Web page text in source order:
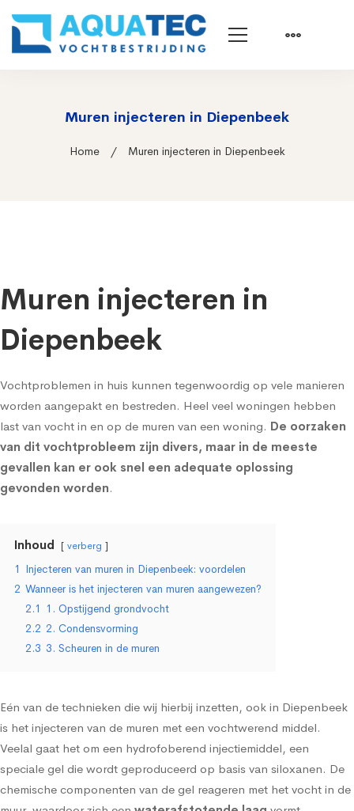
Muren injecteren in Diepenbeek
Home Muren injecteren in Diepenbeek
Muren injecteren in
Diepenbeek
Vochtproblemen in huis kunnen tegenwoordig op vele manieren
worden aangepakt en bestreden. Heel veel woningen hebben
last van vocht in en op de muren van een woning. De oorzaken
van dit vochtprobleem zijn divers, maar in de meeste
gevallen kan er ook snel een adequate oplossing
gevonden worden.
Inhoud verberg
1 Injecteren van muren in Diepenbeek: voordelen
2 Wanneer is het injecteren van muren aangewezen?
2.1 1. Opstijgend grondvocht
2.2 2. Condensvorming
2.3 3. Scheuren in de muren
Eén van de technieken die wij hierbij inzetten, ook in Diepenbeek
is het injecteren van de muren met een vochtwerend middel.
Veelal gaat het om een hydrofoberend injectiemiddel, een
speciale gel die wordt geproduceerd op basis van siloxanen. De
chemische componenten van de gel reageren met het vocht in de